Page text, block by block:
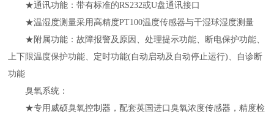
★通讯功能：带有标准的RS232或U盘通讯接口
★温湿度测量采用高精度PT100温度传感器与干湿球湿度测量
★附属功能：故障报警及原因、处理提示功能、断电保护功能、
上下限温度保护功能、定时功能(自动启动及自动停止运行)、自诊断
功能
臭氧系统：
★专用威硕臭氧控制器，配套英国进口臭氧浓度传感器，精度检